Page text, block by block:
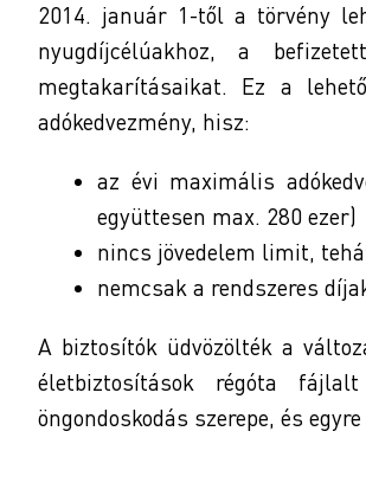
2014. január 1-től a törvény
nyugdíjcélúakhoz, a
megtakarításaikat. Ez a
adókedvezmény, hisz:
az évi maximális
együttesen max. 280 ezer)
nincs jövedelem limit,
nemcsak a rendszeres
A biztosítók üdvözölték a
életbiztosítások régóta
öngondoskodás szerepe, és